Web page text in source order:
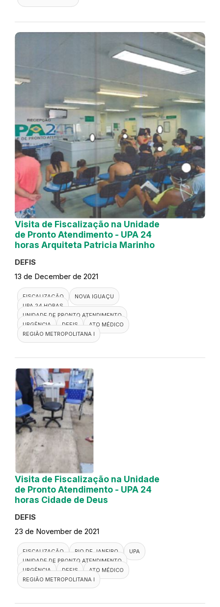
Visita de Fiscalização na Unidade
de Pronto Atendimento - UPA 24
horas Arquiteta Patricia Marinho
DEFIS
13 de December de 2021
FISCALIZAÇÃO
NOVA IGUAÇU
UPA 24 HORAS
UNIDADE DE PRONTO ATENDIMENTO
URGÊNCIA
DEFIS
ATO MÉDICO
REGIÃO METROPOLITANA I
Visita de Fiscalização na Unidade
de Pronto Atendimento - UPA 24
horas Cidade de Deus
DEFIS
23 de November de 2021
FISCALIZAÇÃO RIO DE JANEIRO
UPA
UNIDADE DE PRONTO ATENDIMENTO
URGÊNCIA
DEFIS
ATO MÉDICO
REGIÃO METROPOLITANA I